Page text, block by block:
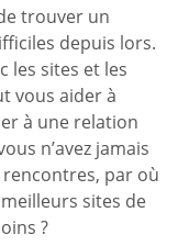
trouver un
depuis lors.
les sites et les
vous aider à
à une relation
n’avez jamais
rencontres, par où
sites de
?